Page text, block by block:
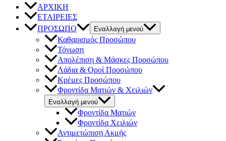
ΑΡΧΙΚΗ
ΕΤΑΙΡΕΙΕΣ
ΠΡΟΣΩΠΟ
Εναλλαγή μενού
Καθαρισμός Προσώπου
Τόνωση
Απολέπιση & Μάσκες Προσώπου
Λάδια & Οροί Προσώπου
Κρέμες Προσώπου
Φροντίδα Ματιών & Χειλιών
Εναλλαγή μενού
Φροντίδα Ματιών
Φροντίδα Χειλιών
Αντιμετώπιση Ακμής